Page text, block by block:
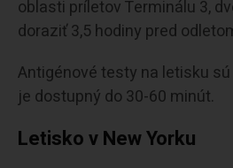
oblasti príletov Terminálu 3,
doraziť 3,5 hodiny pred
Antigénové testy na letisku
je dostupný do 30-60 minút.
Letisko v New Yorku